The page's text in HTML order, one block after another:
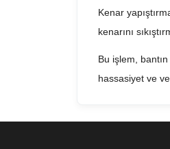
Kenar
kenarını
Bu işlem,
hassasiyet ve